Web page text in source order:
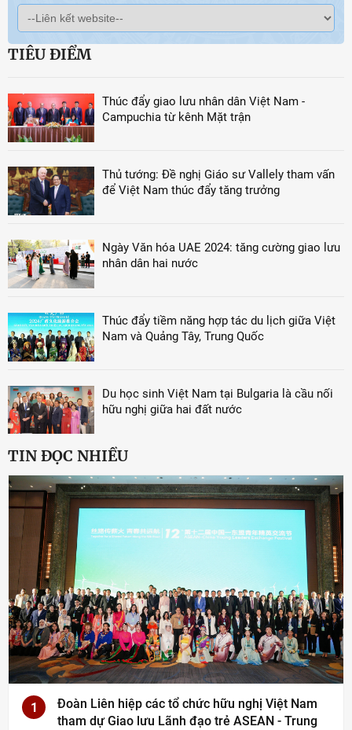
TIÊU ĐIỂM
Thúc đẩy giao lưu nhân dân Việt Nam -
Campuchia từ kênh Mặt trận
Thủ tướng: Đề nghị Giáo sư Vallely tham vấn
để Việt Nam thúc đẩy tăng trưởng
Ngày Văn hóa UAE 2024: tăng cường giao lưu
nhân dân hai nước
Thúc đẩy tiềm năng hợp tác du lịch giữa Việt
Nam và Quảng Tây, Trung Quốc
Du học sinh Việt Nam tại Bulgaria là cầu nối
hữu nghị giữa hai đất nước
TIN ĐỌC NHIỀU
1
Đoàn Liên hiệp các tổ chức hữu nghị Việt Nam
tham dự Giao lưu Lãnh đạo trẻ ASEAN - Trung